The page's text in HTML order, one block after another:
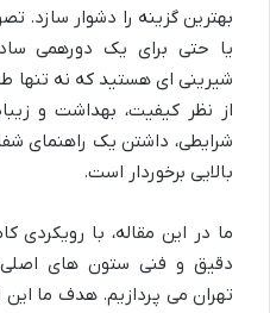
بهترین گزینه را دشوار سازد.
یا حتی برای یک دورهمی
شیرینی ای هستید که نه تنها
از نظر کیفیت، بهداشت و
شرایطی، داشتن یک راهنمای
بالایی برخوردار است.
ما در این مقاله، با رویکردی
دقیق و فنی ستون های اصلی
تهران می پردازیم. هدف ما این